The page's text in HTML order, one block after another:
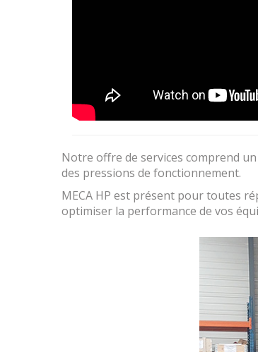
Notre offre de services comprend
des pressions de fonctionnement.
MECA HP est présent pour toutes
optimiser la performance de vos